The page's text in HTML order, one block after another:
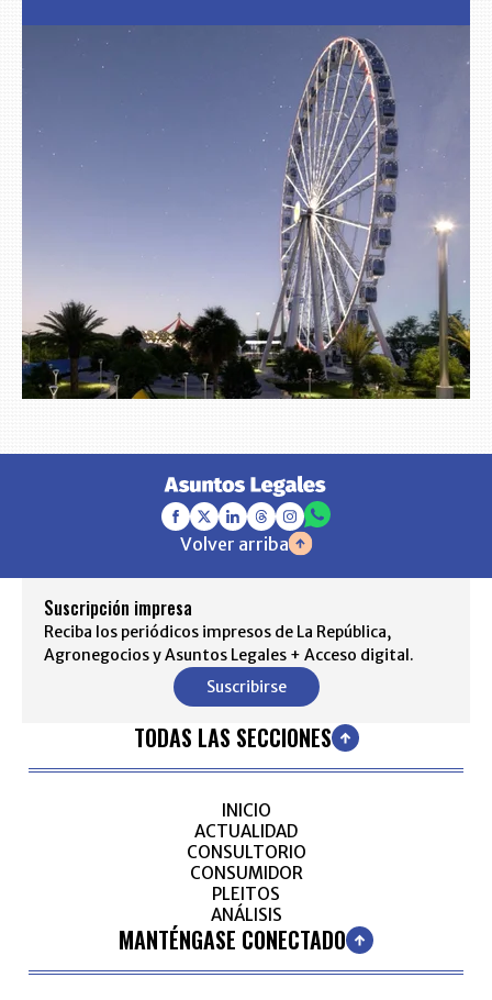
Volver arriba
Suscripción impresa
Reciba los periódicos impresos de La República,
Agronegocios y Asuntos Legales + Acceso digital.
Suscribirse
TODAS LAS SECCIONES
INICIO
ACTUALIDAD
CONSULTORIO
CONSUMIDOR
PLEITOS
ANÁLISIS
MANTÉNGASE CONECTADO